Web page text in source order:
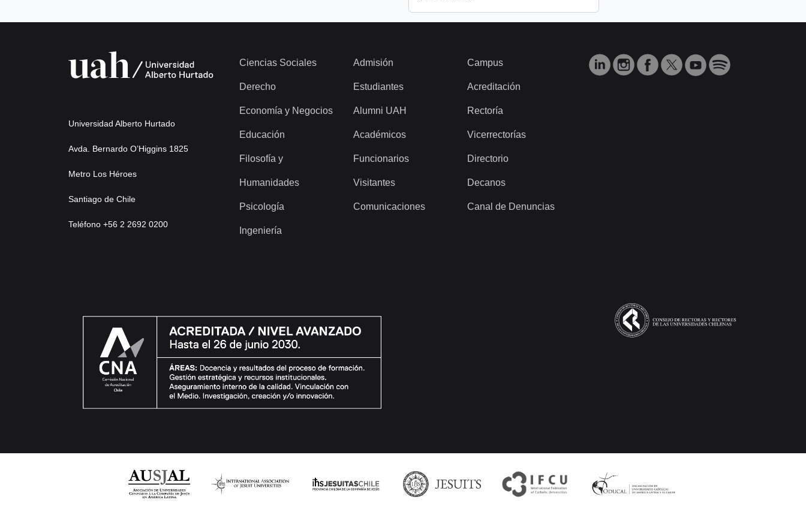
Universidad Alberto Hurtado
Avda. Bernardo O’Higgins 1825
Metro Los Héroes
Santiago de Chile
Teléfono +56 2 2692 0200
Ciencias Sociales
Derecho
Economía y Negocios
Educación
Filosofía y
Humanidades
Psicología
Ingeniería
Admisión
Estudiantes
Alumni UAH
Académicos
Funcionarios
Visitantes
Comunicaciones
Campus
Acreditación
Rectoría
Vicerrectorías
Directorio
Decanos
Canal de Denuncias